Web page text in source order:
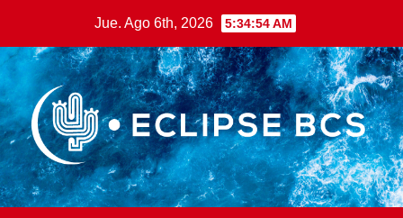
contenido
Jue. Ago 6th, 2026 5:34:55 AM